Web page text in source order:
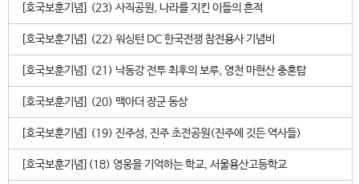
[호국보훈기념] (23) 사직공원, 나라를 지킨 이들의 흔적
[호국보훈기념] (22) 워싱턴 DC 한국전쟁 참전용사 기념비
[호국보훈기념] (21) 낙동강 전투 최후의 보루, 영천 마현산 충혼탑
[호국보훈기념] (20) 맥아더 장군 동상
[호국보훈기념] (19) 진주성, 진주 초전공원(진주에 깃든 역사들)
[호국보훈기념](18) 영웅을 기억하는 학교, 서울용산고등학교